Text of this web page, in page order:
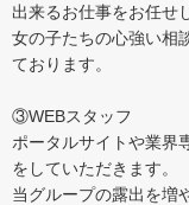
出来るお仕事をお任せ
女の子たちの心強い相
ております。
③WEBスタッフ
ポータルサイトや業界
をしていただきます。
当グループの露出を増